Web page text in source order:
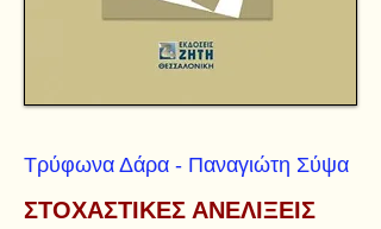
Τρύφωνα Δάρα - Παναγιώτη Σύψα
ΣΤΟΧΑΣΤΙΚΕΣ ΑΝΕΛΙΞΕΙΣ